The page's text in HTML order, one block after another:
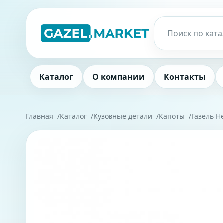
Каталог О компании Контакты
Главная Каталог Кузовные детали Капоты Газель